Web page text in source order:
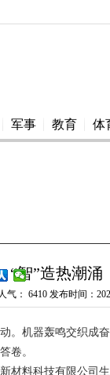
军事 教育 体
“智”造热潮涌
气： 6410 发布时间：
。机器轰鸣交织成
卷。
材料科技有限公司